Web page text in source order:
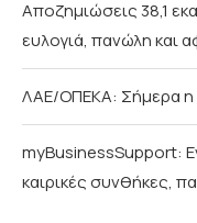
Αποζημιώσεις 38,1
ευλογιά, πανώλη και
ΛΑΕ/ΟΠΕΚΑ: Σήμερα η
myBusinessSupport:
καιρικές συνθήκες,